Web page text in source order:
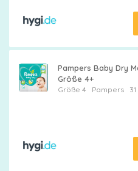
Pampers Baby Dry
Größe 4+
Größe 4 Pampers31